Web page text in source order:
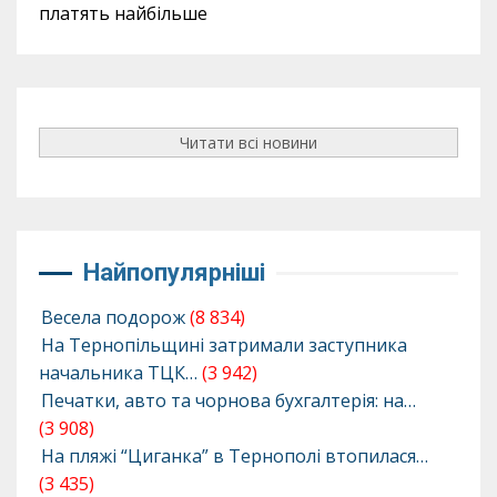
платять найбільше
Читати всі новини
Найпопулярніші
Весела подорож(8 834)
На Тернопільщині затримали заступника
начальника ТЦК… (3 942)
Печатки, авто та чорнова бухгалтерія: на…
(3 908)
На пляжі “Циганка” в Тернополі втопилася…
(3 435)